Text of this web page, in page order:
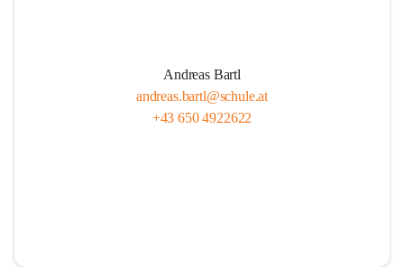
Andreas Bartl
andreas.bartl@schule.at
+43 650 4922622